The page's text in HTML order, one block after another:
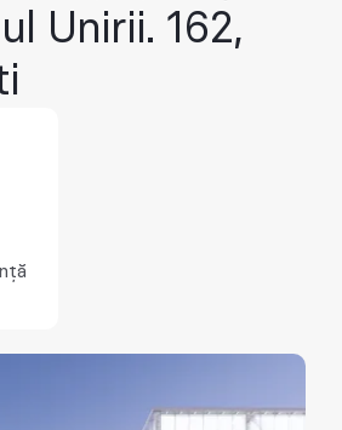
Unirii. 162,